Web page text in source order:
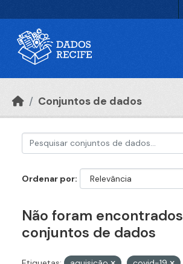
Conjuntos de dados
Ordenar por
Não foram encontrados
conjuntos de dados